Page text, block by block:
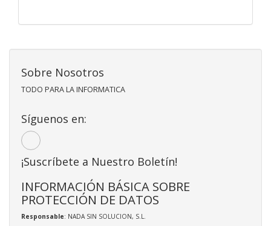
Sobre Nosotros
TODO PARA LA INFORMATICA
Síguenos en:
¡Suscríbete a Nuestro Boletín!
INFORMACIÓN BÁSICA SOBRE
PROTECCIÓN DE DATOS
Responsable: NADA SIN SOLUCION, S.L.